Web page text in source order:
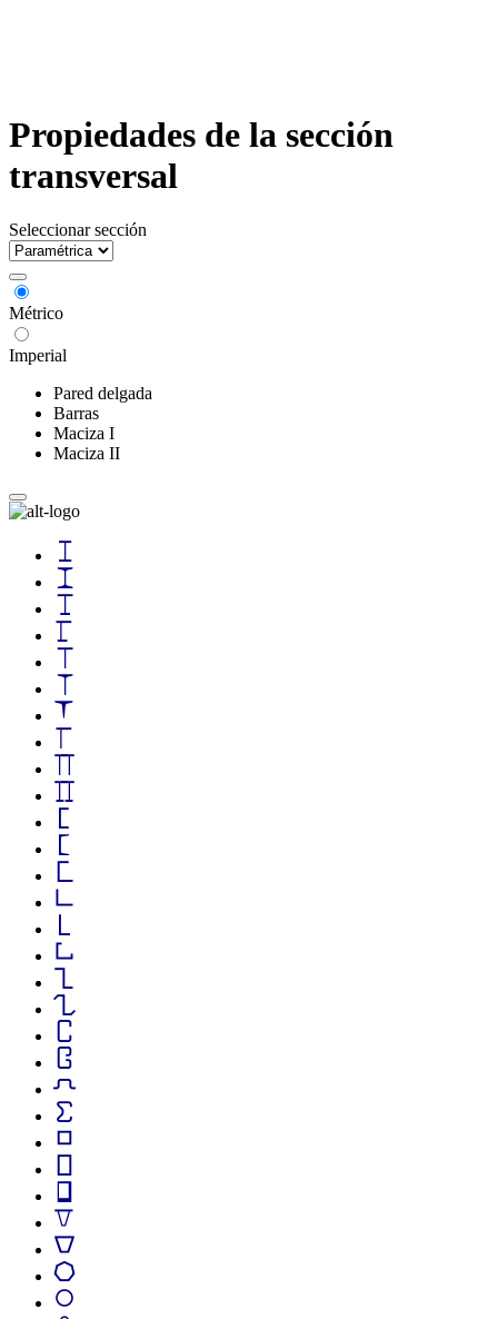
Propiedades de la sección
transversal
Seleccionar sección
Métrico
Imperial
Pared delgada
Barras
Maciza I
Maciza II